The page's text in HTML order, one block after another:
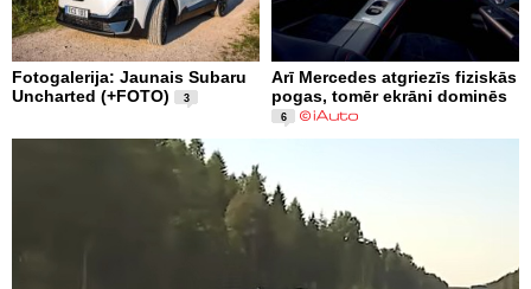
Fotogalerija: Jaunais Subaru
Uncharted (+FOTO)
3
Arī Mercedes atgriezīs fiziskās
pogas, tomēr ekrāni dominēs
6